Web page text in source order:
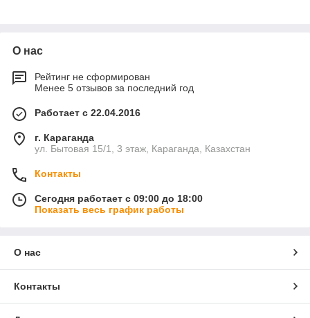
О нас
Рейтинг не сформирован
Менее 5 отзывов за последний год
Работает с 22.04.2016
г. Караганда
ул. Бытовая 15/1, 3 этаж, Караганда, Казахстан
Контакты
Сегодня работает с 09:00 до 18:00
Показать весь график работы
О нас
Контакты